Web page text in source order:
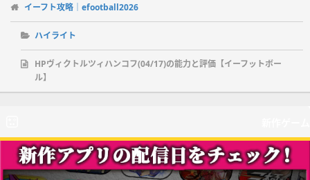
イーフト攻略｜efootball2026
ハイライト
HPヴィクトルツィハンコフ(04/17)の能力と評価【イーフットボー
ル】